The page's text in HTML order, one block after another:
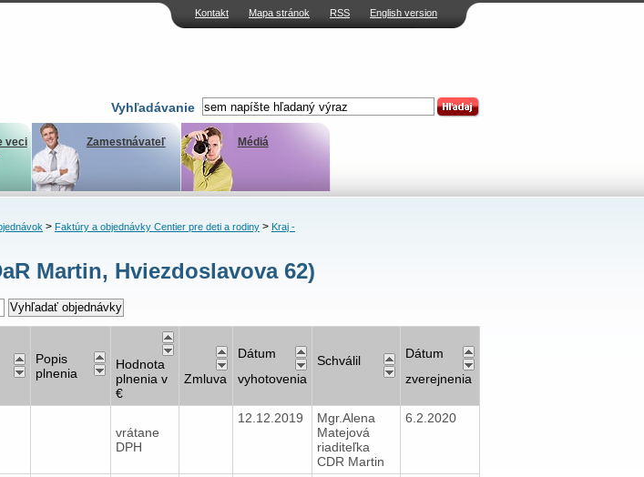
Kontakt Mapa stránok RSS English version
Vyhľadávanie
veci
Zamestnávateľ Médiá
> Faktúry a objednávky Centier pre deti a rodiny> Kraj -
Martin, Hviezdoslavova 62)
Popis
plnenia
Hodnota
plnenia v
€
Zmluva
Dátum
vyhotovenia
Schválil
Dátum
zverejnenia
vrátane
DPH
12.12.2019
Mgr.Alena
Matejová
riaditeľka
CDR Martin
6.2.2020